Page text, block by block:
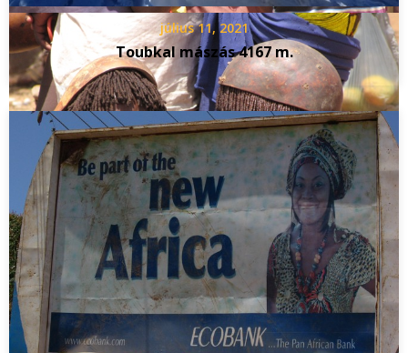
július 11, 2021
Toubkal mászás 4167 m.